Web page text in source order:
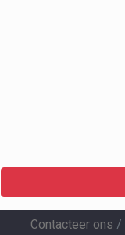
Contacteer ons /